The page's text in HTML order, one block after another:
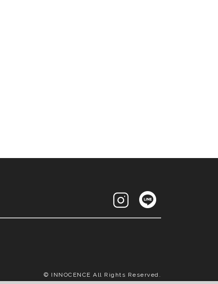
© INNOCENCE All Rights Reserved.